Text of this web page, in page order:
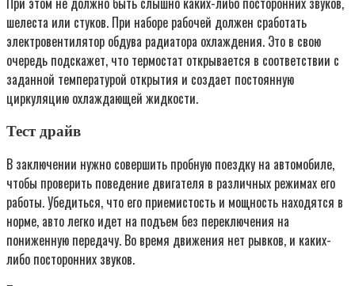
шелеста или стуков. При наборе рабочей должен сработать
электровентилятор обдува радиатора охлаждения. Это в свою
очередь подскажет, что термостат открывается в соответствии с
заданной температурой открытия и создает постоянную
циркуляцию охлаждающей жидкости.
Тест драйв
В заключении нужно совершить пробную поездку на автомобиле,
чтобы проверить поведение двигателя в различных режимах его
работы. Убедиться, что его приемистость и мощность находятся в
норме, авто легко идет на подъем без переключения на
пониженную передачу. Во время движения нет рывков, и каких-
либо посторонних звуков.